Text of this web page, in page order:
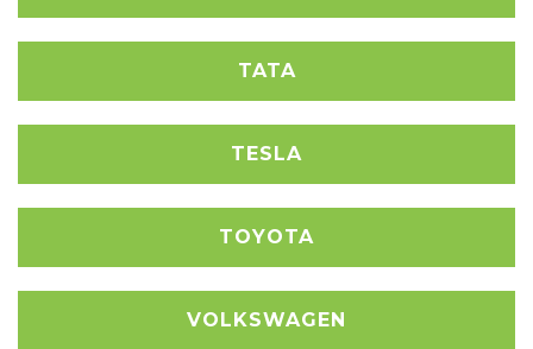
TATA
TESLA
TOYOTA
VOLKSWAGEN